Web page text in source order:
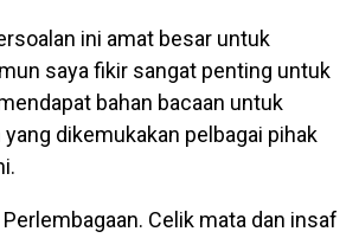
ini amat besar untuk
saya fikir sangat penting untuk
bahan bacaan untuk
dikemukakan pelbagai pihak
Celik mata dan insaf